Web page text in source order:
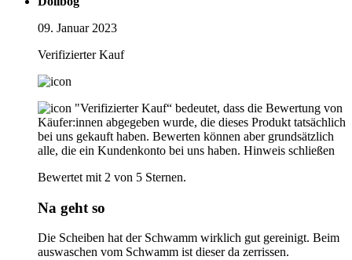
09. Januar 2023
Verifizierter Kauf
"Verifizierter Kauf“ bedeutet, dass die Bewertung von
Käufer:innen abgegeben wurde, die dieses Produkt tatsächlich
bei uns gekauft haben. Bewerten können aber grundsätzlich
alle, die ein Kundenkonto bei uns haben. Hinweis schließen
Bewertet mit 2 von 5 Sternen.
Na geht so
Die Scheiben hat der Schwamm wirklich gut gereinigt. Beim
auswaschen vom Schwamm ist dieser da zerrissen.